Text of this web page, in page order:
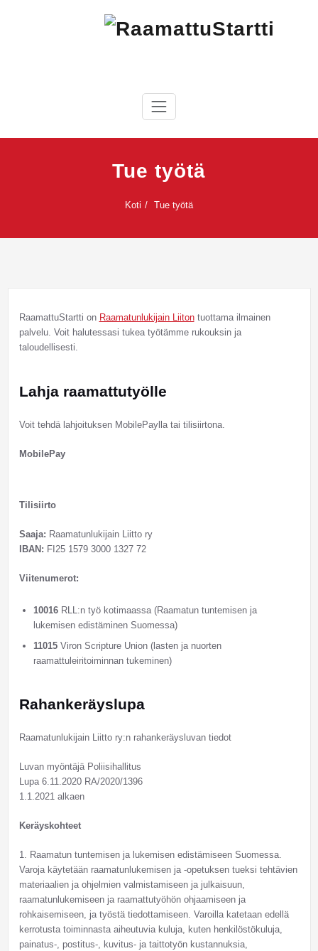
RaamattuStartti
Tue työtä
Koti Tue työtä
RaamattuStartti on Raamatunlukijain Liitontuottama ilmainen
palvelu. Voit halutessasi tukea työtämme rukouksin ja
taloudellisesti.
Lahja raamattutyölle
Voit tehdä lahjoituksen MobilePaylla tai tilisiirtona.
MobilePay
Tilisiirto
Saaja: Raamatunlukijain Liitto ry
IBAN: FI25 1579 3000 1327 72
Viitenumerot:
10016RLL:n työ kotimaassa (Raamatun tuntemisen ja
lukemisen edistäminen Suomessa)
11015Viron Scripture Union (lasten ja nuorten
raamattuleiritoiminnan tukeminen)
Rahankeräyslupa
Raamatunlukijain Liitto ry:n rahankeräysluvan tiedot
Luvan myöntäjä Poliisihallitus
Lupa 6.11.2020 RA/2020/1396
1.1.2021 alkaen
Keräyskohteet
1. Raamatun tuntemisen ja lukemisen edistämiseen Suomessa.
Varoja käytetään raamatunlukemisen ja -opetuksen tueksi tehtävien
materiaalien ja ohjelmien valmistamiseen ja julkaisuun,
raamatunlukemiseen ja raamattutyöhön ohjaamiseen ja
rohkaisemiseen, ja työstä tiedottamiseen. Varoilla katetaan edellä
kerrotusta toiminnasta aiheutuvia kuluja, kuten henkilöstökuluja,
painatus-, postitus-, kuvitus- ja taittotyön kustannuksia,